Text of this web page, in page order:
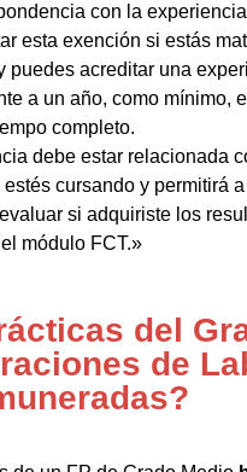
con la
esta exención si estás
puedes acreditar una
a un año, como mínimo,
completo.
debe estar relacionada
cursando y permitirá
si adquiriste los
módulo FCT.»
del
de